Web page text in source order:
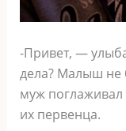
-Привет, —
дела? Малыш не
муж поглаживал
их первенца.